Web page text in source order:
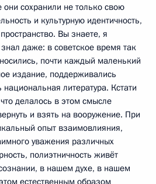
сохранили не только свою
и культурную идентичность,
Вы знаете, я
даже: в советское время так
почти каждый маленький
издание, поддерживались
литература. Кстати
делалось в этом смысле
и взять на вооружение. При
опыт взаимовлияния,
уважения различных
полиэтничность живёт
в нашем духе, в нашем
естественным образом